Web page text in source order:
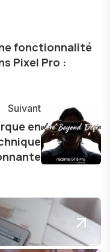
Armé
dévoiler les
partageant
avec la
de la
aux
ce que le futur
fonctionnalité
Pixel Pro :
Suivant
en